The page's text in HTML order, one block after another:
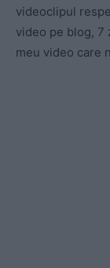
videoclipul
video pe blog, 7
meu video care